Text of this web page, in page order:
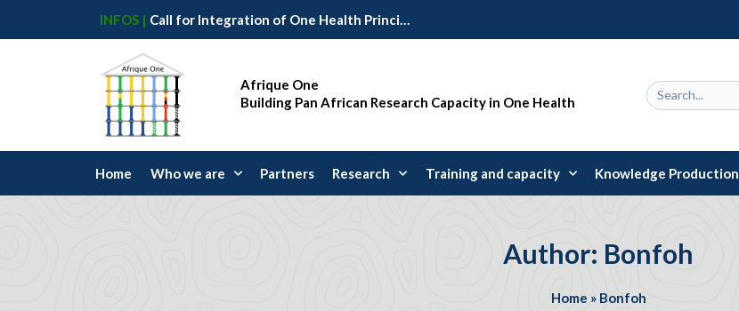
INFOS |
Afrique One
Building Pan African Research Capacity in One Health
Home Who we are Partners Research Training and capacity Knowledge Production
Author: Bonfoh
Home » Bonfoh